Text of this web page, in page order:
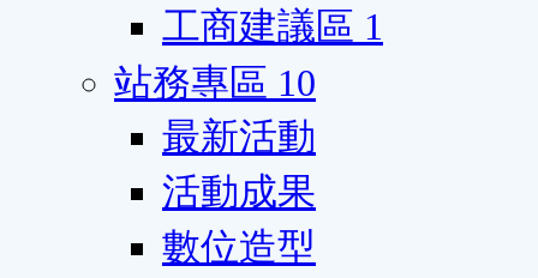
工商建議區 1
站務專區 10
最新活動
活動成果
數位造型